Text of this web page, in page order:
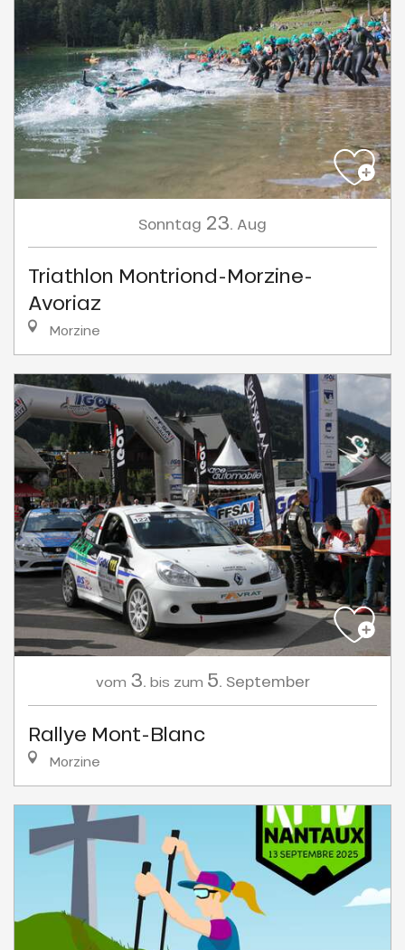
Sonntag 23. Aug
Triathlon Montriond-Morzine-
Avoriaz
Morzine
vom 3. bis zum 5. September
Rallye Mont-Blanc
Morzine